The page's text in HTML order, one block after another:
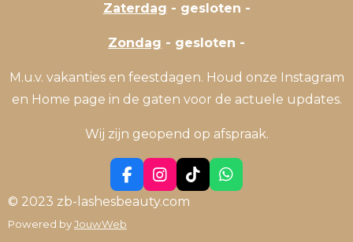
Zaterdag - gesloten -
Zondag - gesloten -
M.u.v. vakanties en feestdagen. Houd onze Instagram
en Home page in de gaten voor de actuele updates.
Wij zijn geopend op afspraak.
F
a
c
e
I
n
s
T
i
W
h
© 2023 zb-lashesbeauty.com
Powered byJouwWeb